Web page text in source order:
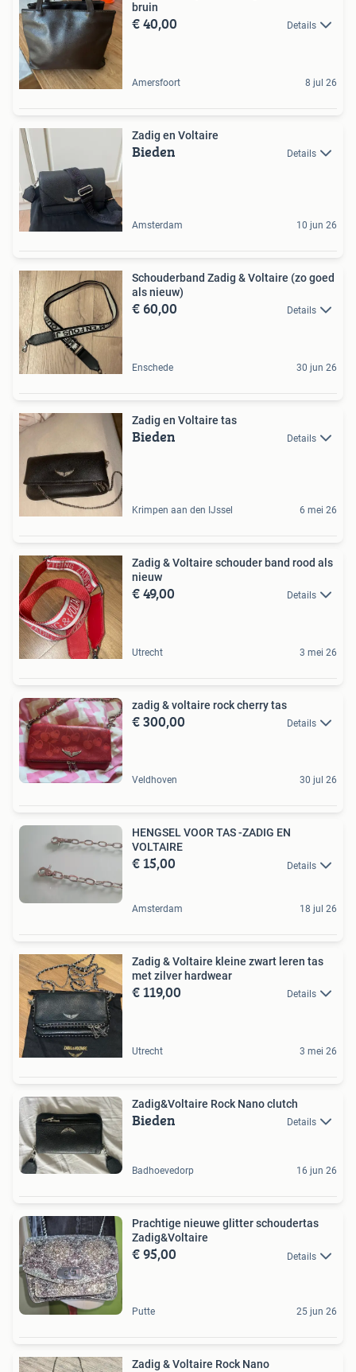
bruin
€ 40,00 Details
Amersfoort 8 jul 26
Zadig en Voltaire
Bieden Details
Amsterdam 10 jun 26
Schouderband Zadig & Voltaire (zo goed
als nieuw)
€ 60,00 Details
Enschede 30 jun 26
Zadig en Voltaire tas
Bieden Details
Krimpen aan den IJssel 6 mei 26
Zadig & Voltaire schouder band rood als
nieuw
€ 49,00 Details
Utrecht 3 mei 26
zadig & voltaire rock cherry tas
€ 300,00 Details
Veldhoven 30 jul 26
HENGSEL VOOR TAS -ZADIG EN
VOLTAIRE
€ 15,00 Details
Amsterdam 18 jul 26
Zadig & Voltaire kleine zwart leren tas
met zilver hardwear
€ 119,00 Details
Utrecht 3 mei 26
Zadig&Voltaire Rock Nano clutch
Bieden Details
Badhoevedorp 16 jun 26
Prachtige nieuwe glitter schoudertas
Zadig&Voltaire
€ 95,00 Details
Putte 25 jun 26
Zadig & Voltaire Rock Nano